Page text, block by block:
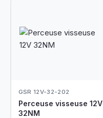
GSR 12V-32-202
Perceuse visseuse 12V
32NM